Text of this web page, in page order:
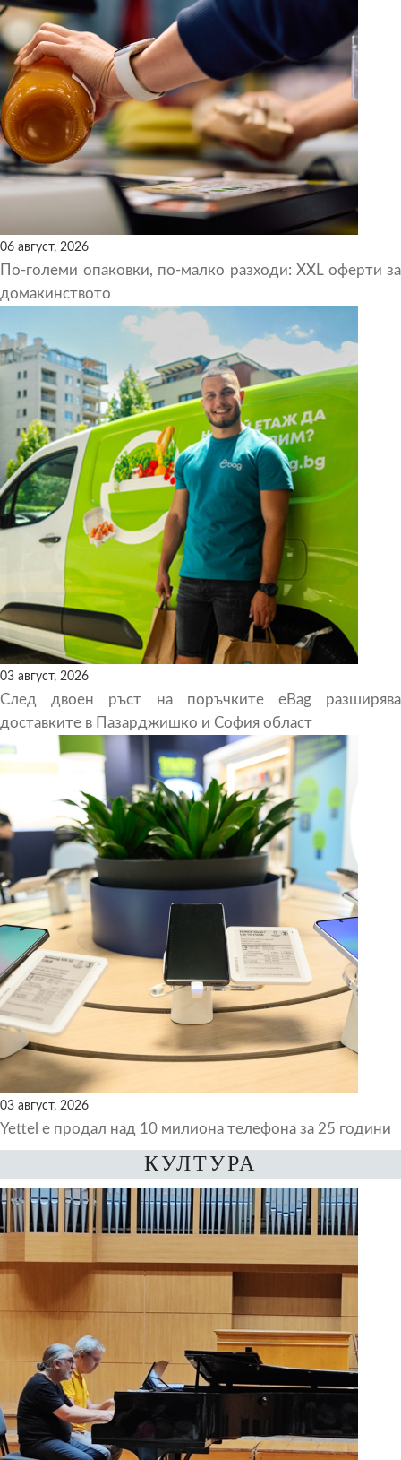
06 август, 2026
По-големи опаковки, по-малко разходи: XXL оферти за
домакинството
03 август, 2026
След двоен ръст на поръчките eBag разширява
доставките в Пазарджишко и София област
03 август, 2026
Yettel е продал над 10 милиона телефона за 25 години
КУЛТУРА